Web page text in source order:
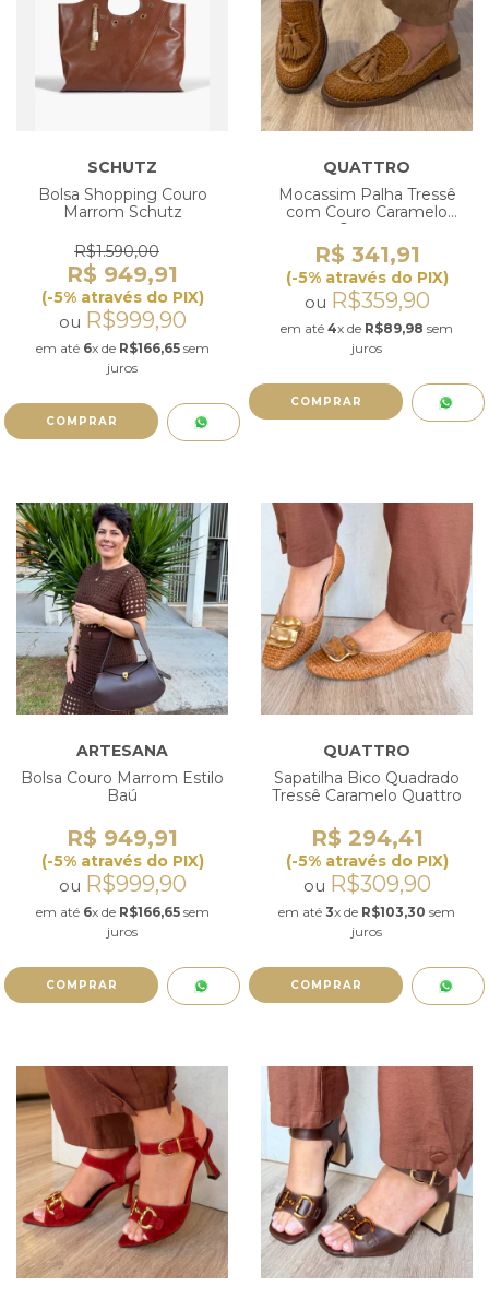
SCHUTZ
Bolsa Shopping Couro
Marrom Schutz
R$1.590,00
R$ 949,91
(-5% através do PIX)
ou R$999,90
em até 6x de R$166,65sem
juros
QUATTRO
Mocassim Palha Tressê
com Couro Caramelo
Quattro
R$ 341,91
(-5% através do PIX)
ou R$359,90
em até 4x de R$89,98 sem
juros
COMPRAR
ARTESANA
Bolsa Couro Marrom Estilo
Baú
R$ 949,91
(-5% através do PIX)
ou R$999,90
em até 6x de R$166,65sem
juros
QUATTRO
Sapatilha Bico Quadrado
Tressê Caramelo Quattro
R$ 294,41
(-5% através do PIX)
ou R$309,90
em até 3x de R$103,30 sem
juros
COMPRAR